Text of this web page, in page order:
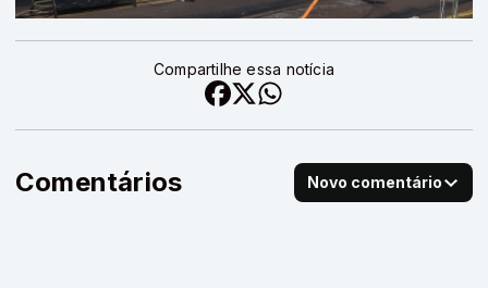
Compartilhe essa notícia
Comentários Novo comentário